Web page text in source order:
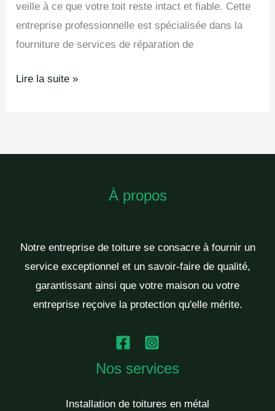
veille à ce que votre toit reste intact et fiable. Cette
entreprise professionnelle est spécialisée dans la
fourniture de services de réparation de
Lire la suite »
À propos
Notre entreprise de toiture se consacre à fournir un
service exceptionnel et un savoir-faire de qualité,
garantissant ainsi que votre maison ou votre
entreprise reçoive la protection qu'elle mérite.
Nos services
Installation de toitures en métal